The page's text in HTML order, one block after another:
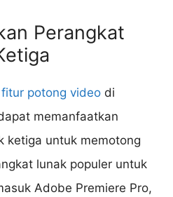
Perangkat
potong video di
memanfaatkan
ketiga untuk memotong
lunak populer untuk
Adobe Premiere Pro,